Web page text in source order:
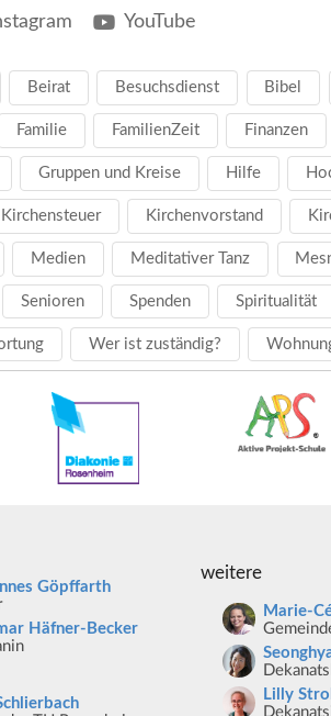
YouTube
Beirat Besuchsdienst Bibel
Familie FamilienZeit Finanzen
Gruppen und Kreise Hilfe
Kirchensteuer Kirchenvorstand
Medien Meditativer Tanz
Senioren Spenden Spiritualität
Wer ist zuständig?
Göpffarth
Häfner-Becker
weitere
Marie-
Lilly